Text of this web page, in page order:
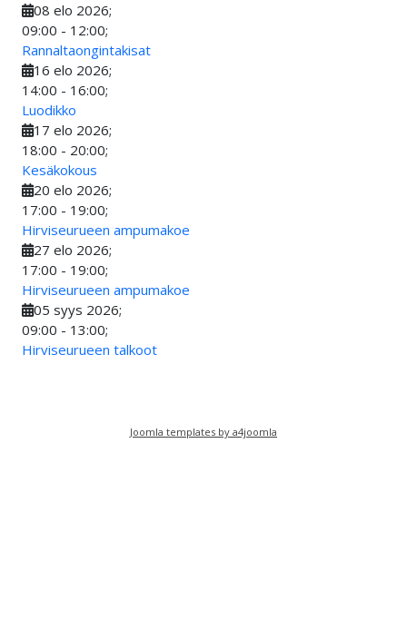
08 elo 2026;
09:00 - 12:00;
Rannaltaongintakisat
16 elo 2026;
14:00 - 16:00;
Luodikko
17 elo 2026;
18:00 - 20:00;
Kesäkokous
20 elo 2026;
17:00 - 19:00;
Hirviseurueen ampumakoe
27 elo 2026;
17:00 - 19:00;
Hirviseurueen ampumakoe
05 syys 2026;
09:00 - 13:00;
Hirviseurueen talkoot
Joomla templates by a4joomla